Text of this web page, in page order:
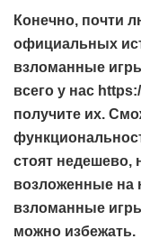
Конечно, почти
официальных
взломанные
всего у нас
получите их.
стоят недешево,
возложенные на
взломанные
можно избежать.